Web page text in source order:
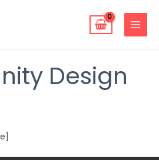
MAIN
MENU
Design